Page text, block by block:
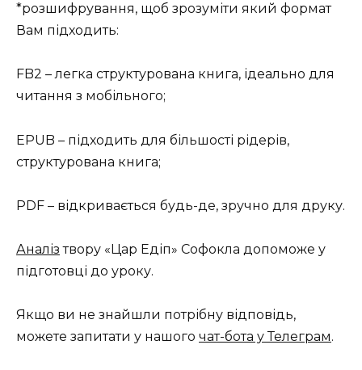
*розшифрування, щоб зрозуміти який формат
Вам підходить:
FB2 – легка структурована книга, ідеально для
читання з мобільного;
EPUB – підходить для більшості рідерів,
структурована книга;
PDF – відкривається будь-де, зручно для друку.
Аналіз твору «Цар Едіп» Софокла допоможе у
підготовці до уроку.
Якщо ви не знайшли потрібну відповідь,
можете запитати у нашого чат-бота у Телеграм.